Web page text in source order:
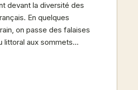
devant la diversité des
En quelques
on passe des falaises
littoral aux sommets…